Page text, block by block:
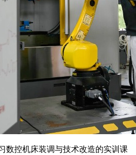
数控机床装调与技术改造的实训课